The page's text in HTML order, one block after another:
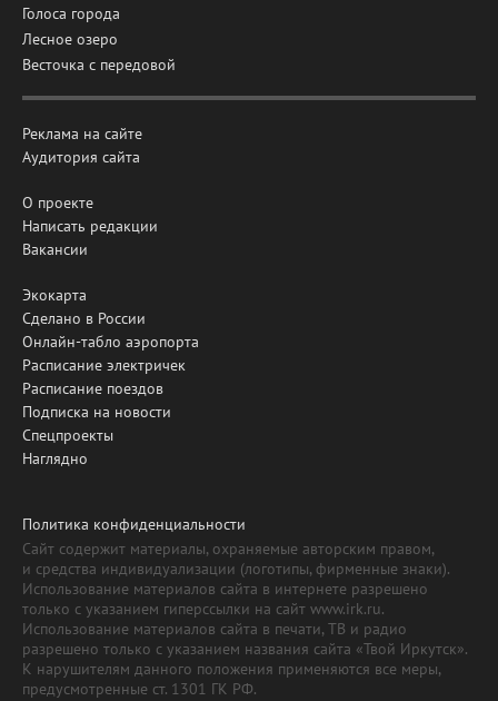
Голоса города
Лесное озеро
Весточка с передовой
Реклама на сайте
Аудитория сайта
О проекте
Написать редакции
Вакансии
Экокарта
Сделано в России
Онлайн-табло аэропорта
Расписание электричек
Расписание поездов
Подписка на новости
Спецпроекты
Наглядно
Политика конфиденциальности
Сайт содержит материалы, охраняемые авторским правом,
и средства индивидуализации (логотипы, фирменные знаки).
Использование материалов сайта в интернете разрешено
только с указанием гиперссылки на сайт www.irk.ru.
Использование материалов сайта в печати, ТВ и радио
разрешено только с указанием названия сайта «Твой Иркутск».
К нарушителям данного положения применяются все меры,
предусмотренные ст. 1301 ГК РФ.